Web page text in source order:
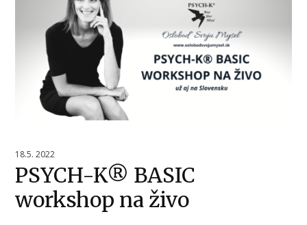
18.5. 2022
PSYCH-K® BASIC
workshop na živo